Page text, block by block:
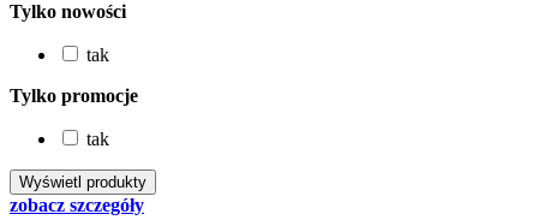
Tylko nowości
tak
Tylko promocje
tak
zobacz szczegóły